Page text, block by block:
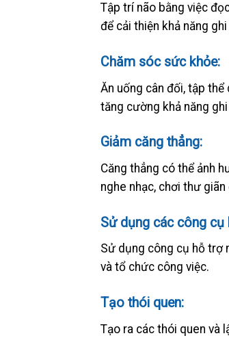
Tập trí não bằng việc
để cải thiện khả năng ghi
Chăm sóc sức khỏe:
Ăn uống cân đối, tập
tăng cường khả năng ghi
Giảm căng thẳng:
Căng thẳng có thể ảnh
nghe nhạc, chơi thư
Sử dụng các công cụ
Sử dụng công cụ hỗ trợ
và tổ chức công việc.
Tạo thói quen:
Tạo ra các thói quen và